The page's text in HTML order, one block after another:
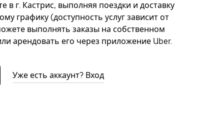
в г. Кастрис, выполняя поездки и доставку
графику (доступность услуг зависит от
выполнять заказы на собственном
арендовать его через приложение Uber.
Уже есть аккаунт? Вход